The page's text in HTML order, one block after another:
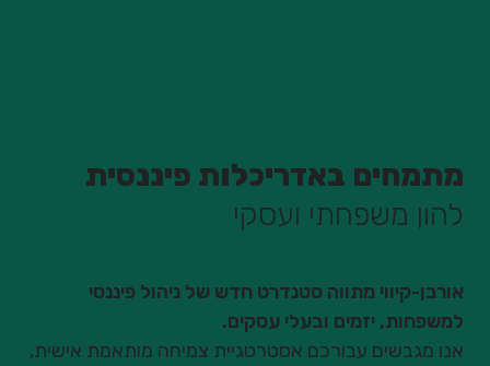
מתמחים באדריכלות פיננסית
להון משפחתי ועסקי
אורבן-קיווי מתווה סטנדרט חדש של ניהול פיננסי
למשפחות, יזמים ובעלי עסקים.
אנו מגבשים עבורכם אסטרטגיית צמיחה מותאמת אישית,